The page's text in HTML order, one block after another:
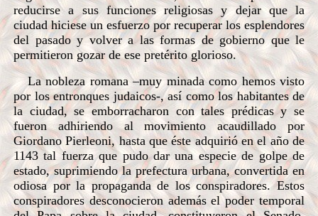
reducirse a sus funciones religiosas y dejar que la
ciudad hiciese un esfuerzo por recuperar los esplendores
del pasado y volver a las formas de gobierno que le
permitieron gozar de ese pretérito glorioso.
La nobleza romana –muy minada como hemos visto
por los entronques judaicos-, así como los habitantes de
la ciudad, se emborracharon con tales prédicas y se
fueron adhiriendo al movimiento acaudillado por
Giordano Pierleoni, hasta que éste adquirió en el año de
1143 tal fuerza que pudo dar una especie de golpe de
estado, suprimiendo la prefectura urbana, convertida en
odiosa por la propaganda de los conspiradores. Estos
conspiradores desconocieron además el poder temporal